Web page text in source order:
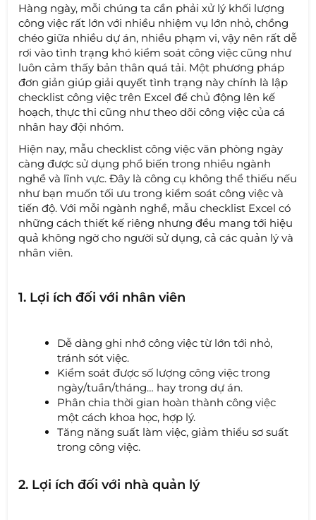
Hàng ngày, mỗi chúng ta cần phải xử lý khối lượng
công việc rất lớn với nhiều nhiệm vụ lớn nhỏ, chồng
chéo giữa nhiều dự án, nhiều phạm vi, vậy nên rất dễ
rơi vào tình trạng khó kiểm soát công việc cũng như
luôn cảm thấy bản thân quá tải. Một phương pháp
đơn giản giúp giải quyết tình trạng này chính là lập
checklist công việc trên Excel để chủ động lên kế
hoạch, thực thi cũng như theo dõi công việc của cá
nhân hay đội nhóm.
Hiện nay, mẫu checklist công việc văn phòng ngày
càng được sử dụng phổ biến trong nhiều ngành
nghề và lĩnh vực. Đây là công cụ không thể thiếu nếu
như bạn muốn tối ưu trong kiểm soát công việc và
tiến độ. Với mỗi ngành nghề, mẫu checklist Excel có
những cách thiết kế riêng nhưng đều mang tới hiệu
quả không ngờ cho người sử dụng, cả các quản lý và
nhân viên.
1. Lợi ích đối với nhân viên
Dễ dàng ghi nhớ công việc từ lớn tới nhỏ,
tránh sót việc.
Kiểm soát được số lượng công việc trong
ngày/tuần/tháng… hay trong dự án.
Phân chia thời gian hoàn thành công việc
một cách khoa học, hợp lý.
Tăng năng suất làm việc, giảm thiểu sơ suất
trong công việc.
2. Lợi ích đối với nhà quản lý